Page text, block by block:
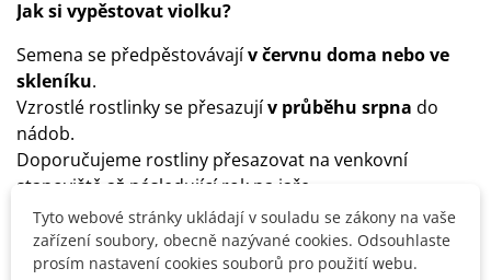
Jak si vypěstovat violku?
Semena se předpěstovávajív červnu doma nebo ve
skleníku.
Vzrostlé rostlinky se přesazujív průběhu srpna do
nádob.
Doporučujeme rostliny přesazovat na venkovní
stanoviště až následující rok na jaře.
Výsev semen je možnýi v březnu, rostliny bude kvést
na podzim.
Semena se vysévajína povrch substrátu.
Tyto webové stránky ukládají v souladu se zákony na vaše
zařízení soubory, obecně nazývané cookies. Odsouhlaste
prosím nastavení cookies souborů pro použití webu.